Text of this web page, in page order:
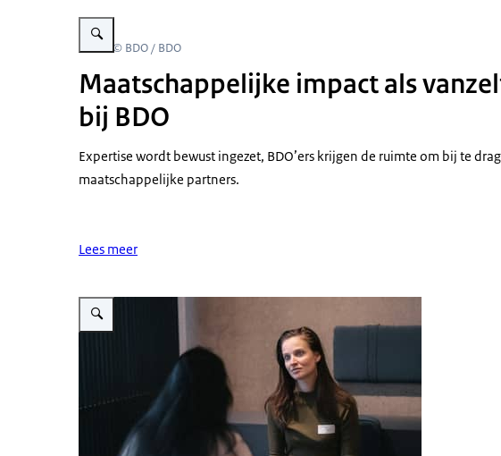
Vergroot afbeelding JINC Bliksemstage
Beeld: © BDO / BDO
Maatschappelijke impact als
bij BDO
Expertise wordt bewust ingezet, BDO’ers krijgen de ruimte om bij te
maatschappelijke partners.
Lees meer
Vergroot afbeelding Recruiter Patty met kandidaat in gesprek tijdens een